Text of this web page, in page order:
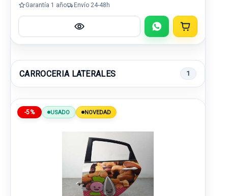
Garantía 1 año Envío 24-48h
CARROCERIA LATERALES 1
-5% USADO NOVEDAD